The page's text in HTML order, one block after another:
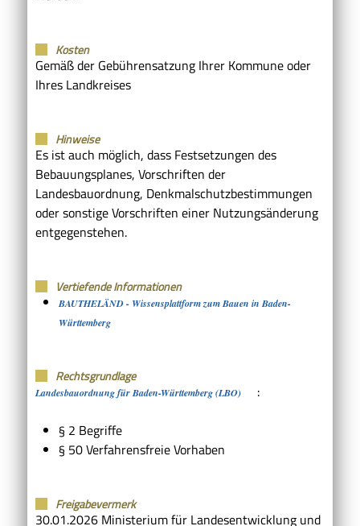
Kosten
Gemäß der Gebührensatzung Ihrer Kommune oder
Ihres Landkreises
Hinweise
Es ist auch möglich, dass Festsetzungen des
Bebauungsplanes, Vorschriften der
Landesbauordnung, Denkmalschutzbestimmungen
oder sonstige Vorschriften einer Nutzungsänderung
entgegenstehen.
Vertiefende Informationen
BAUTHELÄND - Wissensplattform zum Bauen in Baden-
Württemberg
Rechtsgrundlage
Landesbauordnung für Baden-Württemberg (LBO)
:
§ 2 Begriffe
§ 50 Verfahrensfreie Vorhaben
Freigabevermerk
30.01.2026 Ministerium für Landesentwicklung und